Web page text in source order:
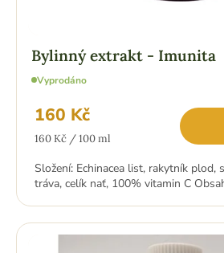
Bylinný extrakt - Imunita
Vyprodáno
160 Kč
Měrná
160 Kč / 100 ml
Složení: Echinacea list, rakytník plod,
tráva, celík nať, 100% vitamin C